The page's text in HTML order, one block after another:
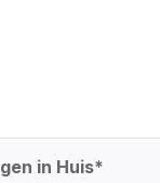
in Huis*